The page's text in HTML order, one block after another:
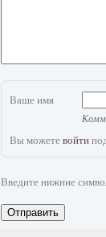
Ваше имя
Вы можете войти
Введите нижние
Отправить